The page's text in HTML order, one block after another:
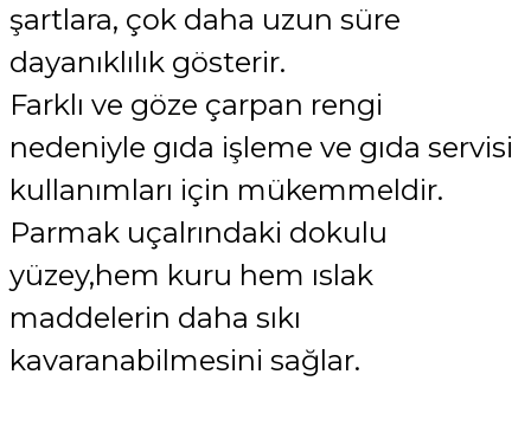
şartlara, çok daha uzun süre
dayanıklılık gösterir.
Farklı ve göze çarpan rengi
nedeniyle gıda işleme ve gıda servisi
kullanımları için mükemmeldir.
Parmak uçalrındaki dokulu
yüzey,hem kuru hem ıslak
maddelerin daha sıkı
kavaranabilmesini sağlar.